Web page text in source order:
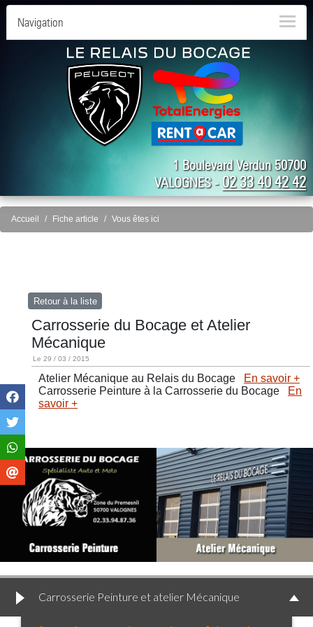
Navigation
1 Boulevard Verdun 50700
VALOGNES -02 33 40 42 42
Accueil Fiche article Vous êtes ici
Retour à la liste
Carrosserie du Bocage et Atelier
Mécanique
Le 29 / 03 / 2015
Atelier Mécanique au Relais du Bocage
En savoir +
Carrosserie Peinture à la Carrosserie du Bocage
En
savoir +
Carrosserie Peinture et atelier Mécanique